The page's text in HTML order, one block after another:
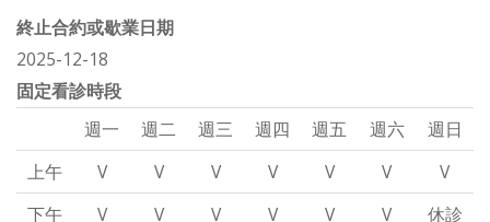
終止合約或歇業日期
2025-12-18
固定看診時段
週一
週二 週三 週四 週五 週六
週日
上午
V V V V V V
V
下午
V V V V V V
休診